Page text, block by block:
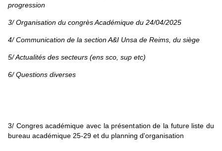
progression
3/ Organisation du congrès Académique du 24/04/2025
4/ Communication de la section A&I Unsa de Reims, du siège
5/ Actualités des secteurs (ens sco, sup etc)
6/ Questions diverses
3/ Congres académique avec la présentation de la future liste du
bureau académique 25-29 et du planning d'organisation